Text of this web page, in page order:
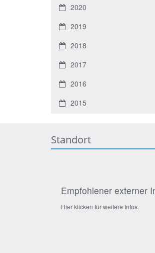
2020
2019
2018
2017
2016
2015
Standort
Empfohlener externer
Hier klicken für weitere Infos.